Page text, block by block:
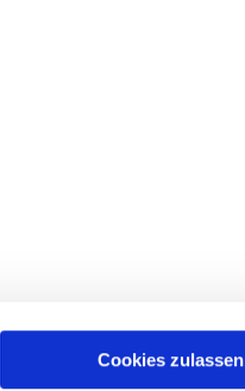
Cookies zulassen